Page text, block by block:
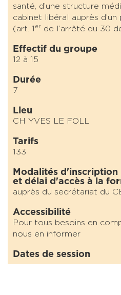
santé, d’une structure
cabinet libéral auprès
(art. 1 er de l’arrêté du 30
Effectif du groupe
12 à 15
Durée
7
Lieu
CH YVES LE FOLL
Tarifs
133
Modalités d'inscription
et délai d'accès à la
auprès du secrétariat du
Accessibilité
Pour tous besoins en
nous en informer
Dates de session